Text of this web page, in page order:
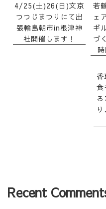
4/25(土)26(日)文京
つつじまつりにて出
張輪島朝市in根津神
社開催します！
若
ェ
ギ
づ
香
食
Recent